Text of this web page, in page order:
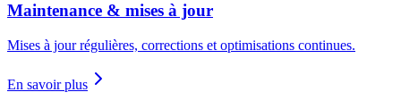
Maintenance & mises à jour
Mises à jour régulières, corrections et optimisations continues.
En savoir plus